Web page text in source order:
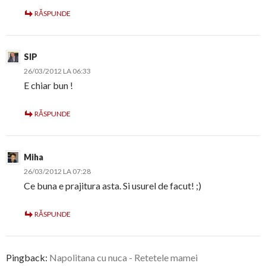
RĂSPUNDE
SIP
26/03/2012 LA 06:33
E chiar bun !
RĂSPUNDE
Miha
26/03/2012 LA 07:28
Ce buna e prajitura asta. Si usurel de facut! ;)
RĂSPUNDE
Pingback: Napolitana cu nuca - Retetele mamei